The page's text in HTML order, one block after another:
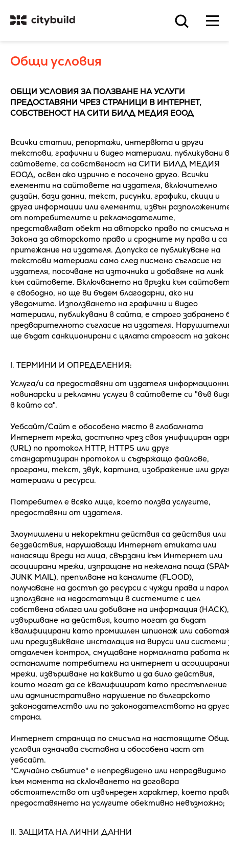
Общи условия
ОБЩИ УСЛОВИЯ ЗА ПОЛЗВАНЕ НА УСЛУГИ
ПРЕДОСТАВЯНИ ЧРЕЗ СТРАНИЦИ В ИНТЕРНЕТ,
СОБСТВЕНОСТ НА СИТИ БИЛД МЕДИЯ ЕООД
Всички статии, репортажи, интервюта и други
текстови, графични и видео материали, публикувани в
сайтовете, са собственост на СИТИ БИЛД МЕДИЯ
ЕООД, освен ако изрично е посочено друго. Всички
елементи на сайтовете на издателя, включително
дизайн, бази данни, текст, рисунки, графики, скици и
друга информации или елементи, извън
от потребителите и рекламодателите,
представляват обект на авторско право по смисъла
Закона за авторското право и сродните му права и са
притежание на издателя. Допуска се публикуване на
текстови материали само след писмено съгласие на
издателя, посочване на източника и добавяне на линк
към сайтовете. Включването на връзки към
е свободно, но ще ви бъдем благодарни, ако ни
уведомите. Използването на графични и видео
материали, публикувани в сайта, е строго забранено
предварителното съгласие на издателя.
ще бъдат санкционирани с цялата строгост на
І. ТЕРМИНИ И ОПРЕДЕЛЕНИЯ:
Услуга/и са предоставяни от издателя
новинарски и рекламни услуги в сайтовете си "във
в който са".
Уебсайт/Сайт е обособено място в глобалната
Интернет мрежа, достъпно чрез своя унифициран
(URL) по протокол HTTP, HTTPS или друг
стандартизиран протокол и съдържащо файлове,
програми, текст, звук, картина, изображение или
материали и ресурси.
Потребител e всяко лице, което ползва услугите,
предоставяни от издателя.
Злоумишлени и некоректни действия са действия или
бездействия, нарушаващи Интернет етиката или
нанасящи вреди на лица, свързани към Интернет или
асоциирани мрежи, изпращане на нежелана поща
JUNK MAIL), препълване на каналите (FLOOD),
получаване на достъп до ресурси с чужди права и
използване на недостатъци в системите с цел
собствена облага или добиване на информация (HACK),
извършване на действия, които могат да бъдат
квалифицирани като промишлен шпионаж или
или предизвикване инсталация на вируси или системи
отдалечен контрол, смущаване нормалната работа
останалите потребители на интернет и
мрежи, извършване на каквито и да било действия,
които могат да се квалифицират като престъпление
или административно нарушение по българското
законодателство или по законодателството на
страна.
Интернет страница по смисъла на настоящите
условия означава съставна и обособена част от
уебсайт.
"Случайно събитие" е непредвидено или непредвидимо
към момента на сключването на договора
обстоятелство от извънреден характер, което
предоставянето на услугите обективно невъзможно;
ІІ. ЗАЩИТА НА ЛИЧНИ ДАННИ